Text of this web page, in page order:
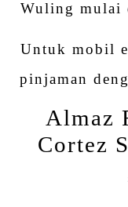
Wuling mulai
Untuk mobil
pinjaman
Almaz
Cortez